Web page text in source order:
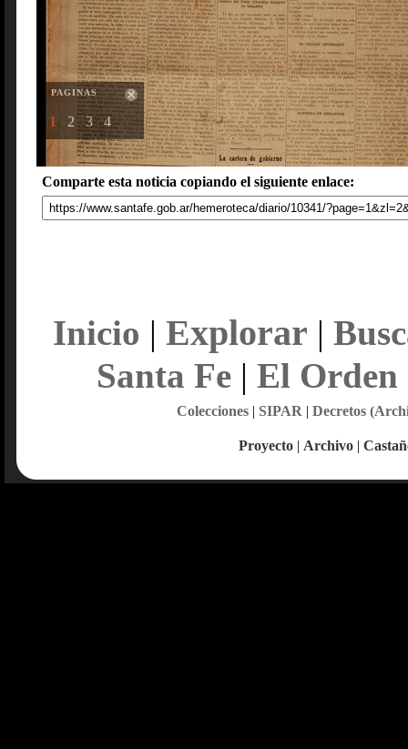
PAGINAS
1 2 3 4
Comparte esta noticia copiando el siguiente enlace:
Inicio | Explorar |
Santa Fe| El Orden
Colecciones| SIPAR | Decretos
Proyecto | Archivo |